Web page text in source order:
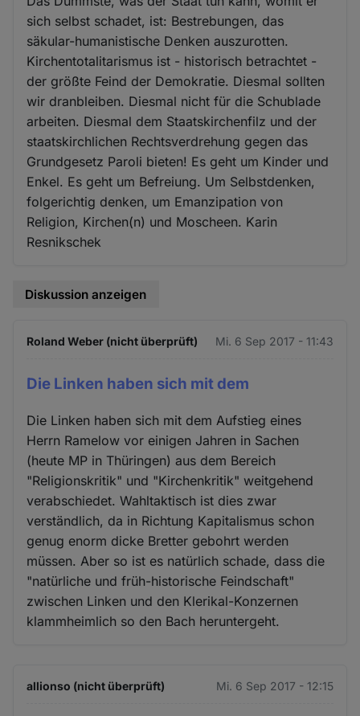
sich selbst schadet, ist: Bestrebungen, das
säkular-humanistische Denken auszurotten.
Kirchentotalitarismus ist - historisch betrachtet -
der größte Feind der Demokratie. Diesmal sollten
wir dranbleiben. Diesmal nicht für die Schublade
arbeiten. Diesmal dem Staatskirchenfilz und der
staatskirchlichen Rechtsverdrehung gegen das
Grundgesetz Paroli bieten! Es geht um Kinder und
Enkel. Es geht um Befreiung. Um Selbstdenken,
folgerichtig denken, um Emanzipation von
Religion, Kirchen(n) und Moscheen. Karin
Resnikschek
Diskussion anzeigen
Roland Weber (nicht überprüft) Mi. 6 Sep 2017 - 11:43
Die Linken haben sich mit dem
Die Linken haben sich mit dem Aufstieg eines
Herrn Ramelow vor einigen Jahren in Sachen
(heute MP in Thüringen) aus dem Bereich
"Religionskritik" und "Kirchenkritik" weitgehend
verabschiedet. Wahltaktisch ist dies zwar
verständlich, da in Richtung Kapitalismus schon
genug enorm dicke Bretter gebohrt werden
müssen. Aber so ist es natürlich schade, dass die
"natürliche und früh-historische Feindschaft"
zwischen Linken und den Klerikal-Konzernen
klammheimlich so den Bach heruntergeht.
allionso (nicht überprüft) Mi. 6 Sep 2017 - 12:15